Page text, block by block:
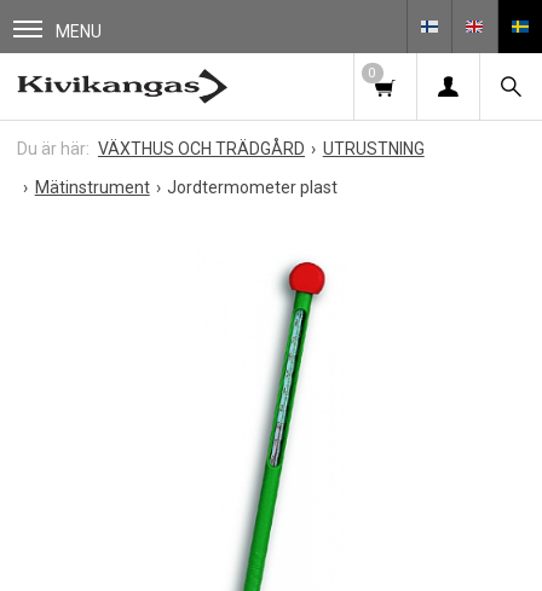
MENU
0
VÄXTHUS OCH TRÄDGÅRD
UTRUSTNING
Mätinstrument
Jordtermometer plast